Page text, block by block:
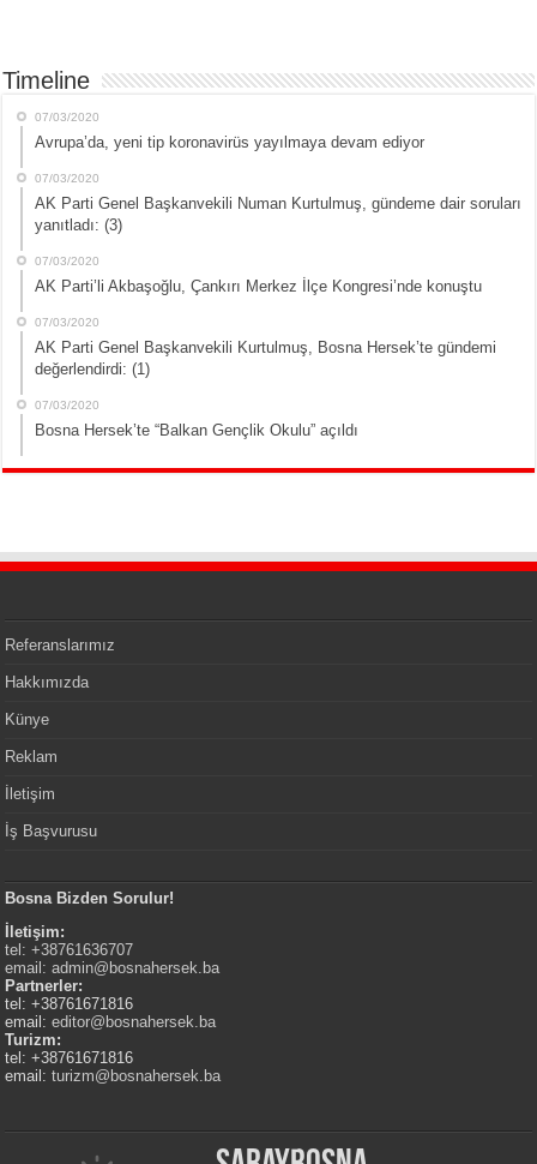
Timeline
07/03/2020
Avrupa’da, yeni tip koronavirüs yayılmaya devam ediyor
07/03/2020
AK Parti Genel Başkanvekili Numan Kurtulmuş, gündeme dair soruları
yanıtladı: (3)
07/03/2020
AK Parti’li Akbaşoğlu, Çankırı Merkez İlçe Kongresi’nde konuştu
07/03/2020
AK Parti Genel Başkanvekili Kurtulmuş, Bosna Hersek’te gündemi
değerlendirdi: (1)
07/03/2020
Bosna Hersek’te “Balkan Gençlik Okulu” açıldı
Referanslarımız
Hakkımızda
Künye
Reklam
İletişim
İş Başvurusu
Bosna Bizden Sorulur!
İletişim:
tel: +38761636707
email:admin@bosnahersek.ba
Partnerler:
tel: +38761671816
email:editor@bosnahersek.ba
Turizm:
tel: +38761671816
email:turizm@bosnahersek.ba